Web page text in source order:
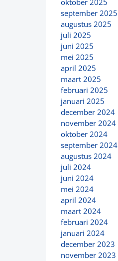
oktober 2025
september 2025
augustus 2025
juli 2025
juni 2025
mei 2025
april 2025
maart 2025
februari 2025
januari 2025
december 2024
november 2024
oktober 2024
september 2024
augustus 2024
juli 2024
juni 2024
mei 2024
april 2024
maart 2024
februari 2024
januari 2024
december 2023
november 2023